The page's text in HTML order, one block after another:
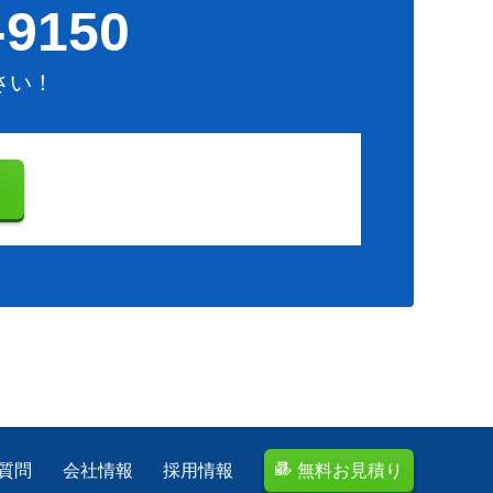
！
問 会社情報 採用情報 無料お見積り